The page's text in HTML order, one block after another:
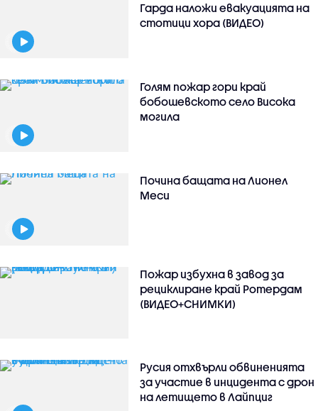
Гарда наложи евакуацията на
стотици хора (ВИДЕО)
Голям пожар гори край
бобошевското село Висока
могила
Почина бащата на Лионел
Меси
Пожар избухна в завод за
рециклиране край Ротердам
(ВИДЕО+СНИМКИ)
Русия отхвърли обвиненията
за участие в инцидента с дрон
на летището в Лайпциг